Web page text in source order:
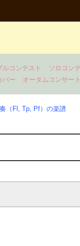
ルコンテスト ソロコン
バー
オータムコンサート
（Fl, Tp, Pf）の楽譜